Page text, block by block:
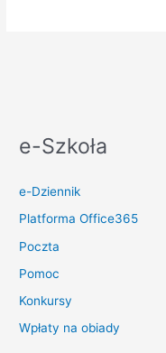
e-Szkoła
e-Dziennik
Platforma Office365
Poczta
Pomoc
Konkursy
Wpłaty na obiady